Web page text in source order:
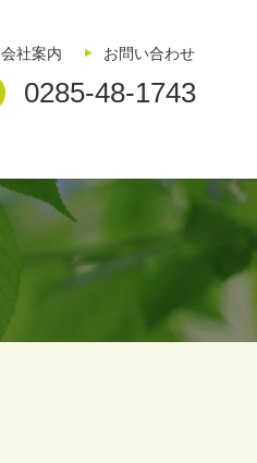
会社案内 お問い合わせ
0285-48-1743